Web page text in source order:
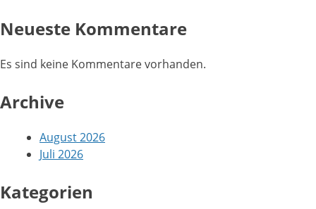
Neueste Kommentare
Es sind keine Kommentare vorhanden.
Archive
August 2026
Juli 2026
Kategorien